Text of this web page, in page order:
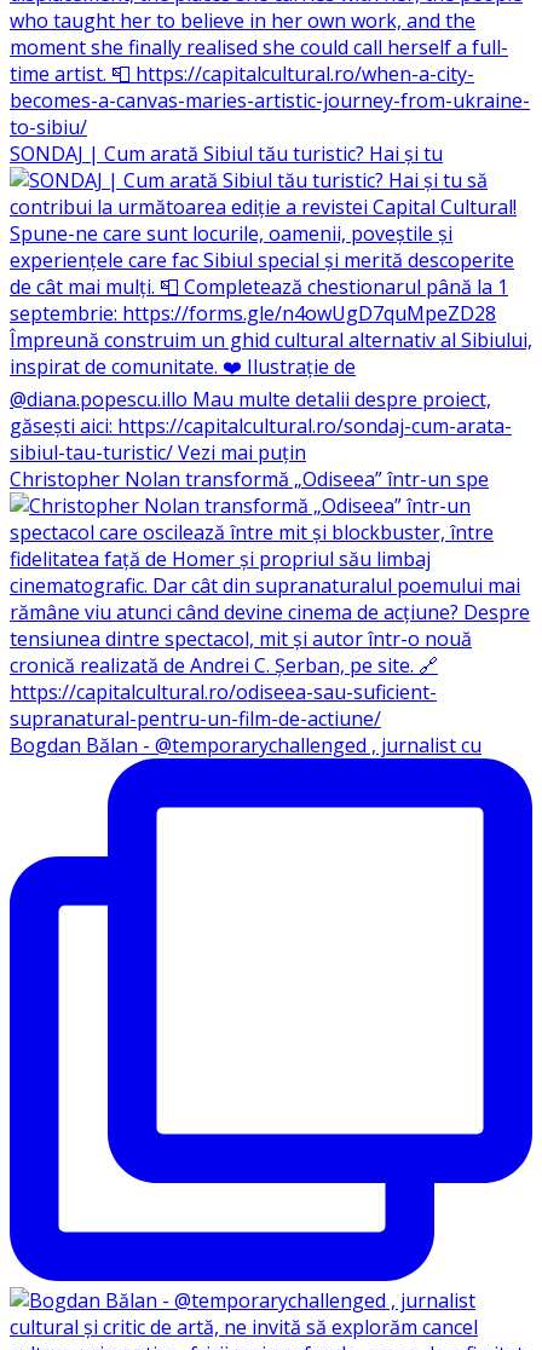
SONDAJ | Cum arată Sibiul tău turistic? Hai și tu
Christopher Nolan transformă „Odiseea” într-un spe
Bogdan Bălan - @temporarychallenged , jurnalist cu